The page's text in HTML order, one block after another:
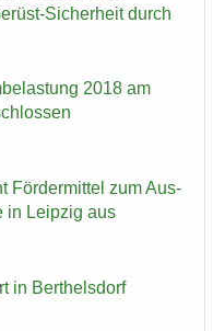
​Sicherheit durch
2018 am
För­der­mit­tel zum Aus­
in Leip­zig aus
in Bert­hels­dorf